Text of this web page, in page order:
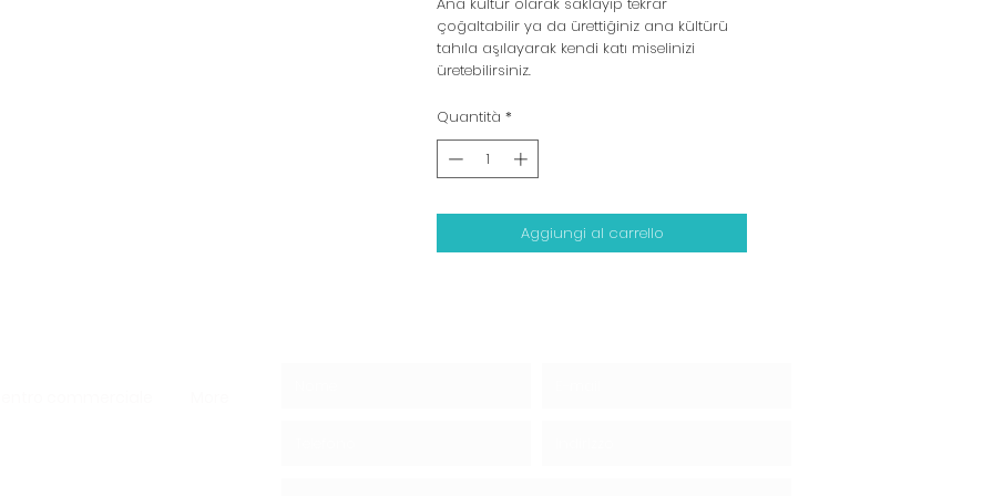
çoğaltabilir ya da ürettiğiniz ana kültürü
tahıla aşılayarak kendi katı miselinizi
üretebilirsiniz.
Quantità *
Aggiungi al carrello